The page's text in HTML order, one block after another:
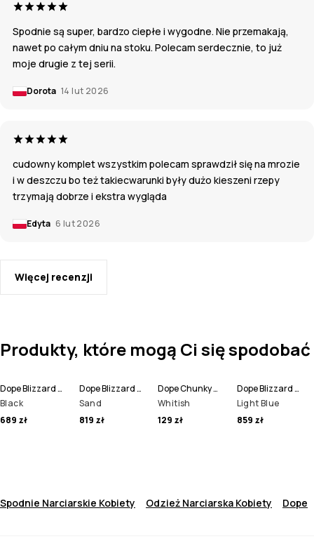
Spodnie są super, bardzo ciepłe i wygodne. Nie przemakają,
nawet po całym dniu na stoku. Polecam serdecznie, to już
moje drugie z tej serii.
Dorota 14 lut 2026
cudowny komplet wszystkim polecam sprawdził się na mrozie
i w deszczu bo też takiecwarunki były dużo kieszeni rzepy
trzymają dobrze i ekstra wygląda
Edyta 6 lut 2026
Więcej recenzji
Produkty, które mogą Ci się spodobać
Dope Blizzard W Spodnie Narciarskie Kobiety
Black
689 zł
Dope Blizzard W Kurtka Narciarska Kobiety
Sand
819 zł
Dope Chunky Czapka Beanie
Whitish
129 zł
Dope Blizzard W Full Zip Kurtka Snowboardowa Kobiety
Light Blue
859 zł
Spodnie Narciarskie Kobiety Odzież Narciarska Kobiety Dope